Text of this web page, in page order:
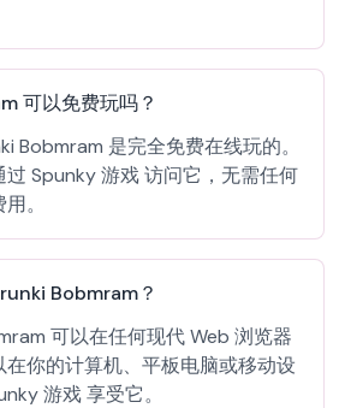
可以免费玩吗？
Bobmram 是完全免费在线玩的。
过 Spunky 游戏 访问它，无需任何
。
Bobmram？
可以在任何现代 Web 浏览器
在你的计算机、平板电脑或移动设
游戏 享受它。